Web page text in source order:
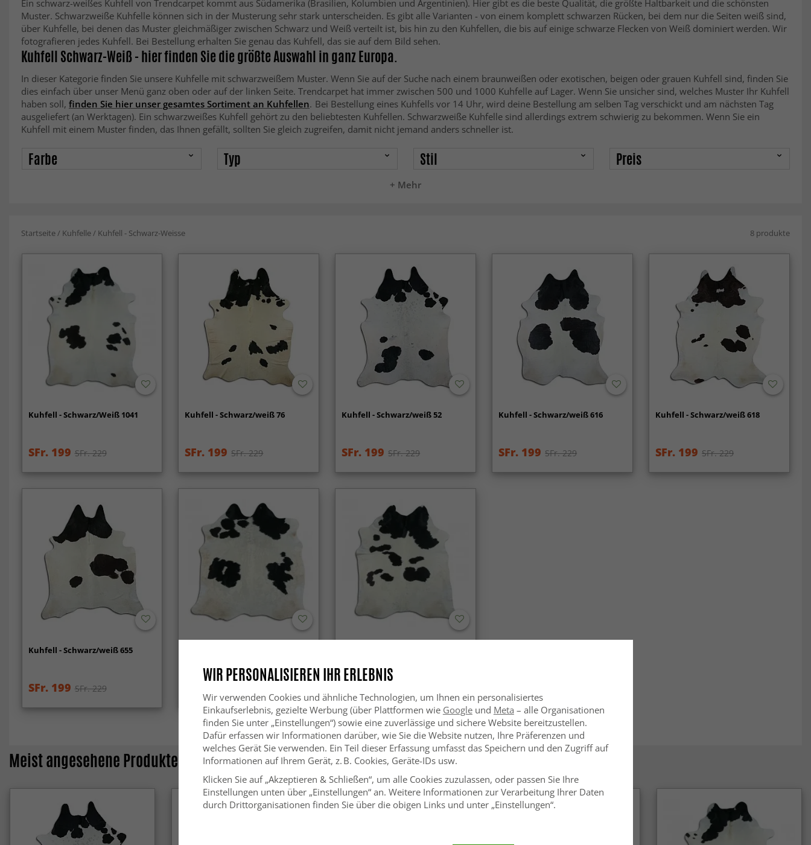
Ein schwarz-weißes Kuhfell von Trendcarpet kommt aus Südamerika (Brasilien, Kolumbien und Argentinien). Hier gibt es die beste Qualität, die größte Haltbarkeit und die schönsten
Muster. Schwarzweiße Kuhfelle können sich in der Musterung sehr stark unterscheiden. Es gibt alle Varianten - von einem komplett schwarzen Rücken, bei dem nur die Seiten weiß sind,
über Kuhfelle, bei denen das Muster gleichmäßiger zwischen Schwarz und Weiß verteilt ist, bis hin zu den Kuhfellen, die bis auf einige schwarze Flecken von Weiß dominiert werden. Wir
fotografieren jedes Kuhfell. Bei Bestellung erhalten Sie genau das Kuhfell, das sie auf dem Bild sehen.
Kuhfell Schwarz-Weiß - hier finden Sie die größte Auswahl in ganz Europa.
In dieser Kategorie finden Sie unsere Kuhfelle mit schwarzweißem Muster. Wenn Sie auf der Suche nach einem braunweißen oder exotischen, beigen oder grauen Kuhfell sind, finden Sie
dies einfach über unser Menü ganz oben oder auf der linken Seite. Trendcarpet hat immer zwischen 500 und 1000 Kuhfelle auf Lager. Wenn Sie unsicher sind, welches Muster Ihr Kuhfell
haben soll, finden Sie hier unser gesamtes Sortiment an Kuhfellen. Bei Bestellung eines Kuhfells vor 14 Uhr, wird deine Bestellung am selben Tag verschickt und am nächsten Tag
ausgeliefert (an Werktagen). Ein schwarzweißes Kuhfell gehört zu den beliebtesten Kuhfellen. Schwarzweiße Kuhfelle sind allerdings extrem schwierig zu bekommen. Wenn Sie ein
Kuhfell mit einem Muster finden, das Ihnen gefällt, sollten Sie gleich zugreifen, damit nicht jemand anders schneller ist.
+ Mehr
Farbe Typ Stil Preis
Startseite/ Kuhfelle/ Kuhfell - Schwarz-Weisse 8 produkte
Kuhfell - Schwarz/Weiß 1041
SFr. 199 SFr. 229
Kuhfell - Schwarz/weiß 76
SFr. 199 SFr. 229
Kuhfell - Schwarz/weiß 52
SFr. 199 SFr. 229
Kuhfell - Schwarz/weiß 616
SFr. 199 SFr. 229
Kuhfell - Schwarz/weiß 618
SFr. 199 SFr. 229
Kuhfell - Schwarz/weiß 655
SFr. 199 SFr. 229
Meist angesehene Produkte
WIR PERSONALISIEREN IHR ERLEBNIS
Wir verwenden Cookies und ähnliche Technologien, um Ihnen ein personalisiertes
Einkaufserlebnis, gezielte Werbung (über Plattformen wie Googleund Meta – alle Organisationen
finden Sie unter „Einstellungen“) sowie eine zuverlässige und sichere Website bereitzustellen.
Dafür erfassen wir Informationen darüber, wie Sie die Website nutzen, Ihre Präferenzen und
welches Gerät Sie verwenden. Ein Teil dieser Erfassung umfasst das Speichern und den Zugriff auf
Informationen auf Ihrem Gerät, z. B. Cookies, Geräte-IDs usw.
Klicken Sie auf „Akzeptieren & Schließen“, um alle Cookies zuzulassen, oder passen Sie Ihre
Einstellungen unten über „Einstellungen“ an. Weitere Informationen zur Verarbeitung Ihrer Daten
durch Drittorganisationen finden Sie über die obigen Links und unter „Einstellungen“.